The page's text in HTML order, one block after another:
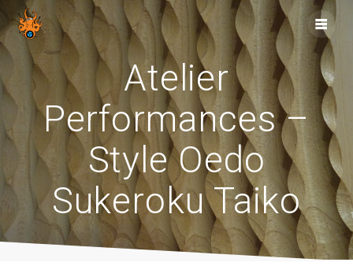
to
content
Atelier
Performances –
Style Oedo
Sukeroku Taiko